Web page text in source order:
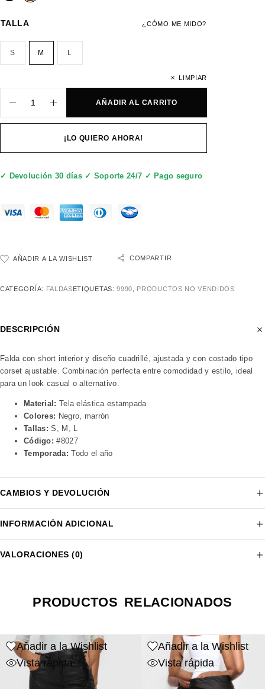
¿CÓMO ME MIDO?
TALLA
S M L
LIMPIAR
AÑADIR AL CARRITO
¡LO QUIERO AHORA!
✓ Devolución 30 días ✓ Soporte 24/7 ✓ Pago seguro
AÑADIR A LA WISHLIST COMPARTIR
CATEGORÍA: FALDASETIQUETAS:9990 PRODUCTOS NO VENDIDOS
DESCRIPCIÓN
Falda con short interior y diseño cuadrillé, ajustada y con costado tipo
corset ajustable. Combinación perfecta entre comodidad y estilo, ideal
para un look casual o alternativo.
Material: Tela elástica estampada
Colores: Negro, marrón
Tallas: S, M, L
Código: #8027
Temporada: Todo el año
CAMBIOS Y DEVOLUCIÓN
INFORMACIÓN ADICIONAL
VALORACIONES (0)
PRODUCTOS RELACIONADOS
Añadir a la Wishlist
Vista rápida
Añadir a la Wishlist
Vista rápida